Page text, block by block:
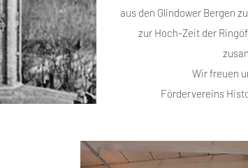
aus den Glindower Bergen
zur Hoch-Zeit der
Wir freuen
Fördervereins